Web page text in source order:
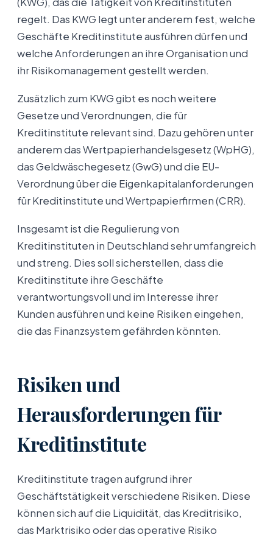
regelt. Das KWG legt unter anderem fest, welche
Geschäfte Kreditinstitute ausführen dürfen und
welche Anforderungen an ihre Organisation und
ihr Risikomanagement gestellt werden.
Zusätzlich zum KWG gibt es noch weitere
Gesetze und Verordnungen, die für
Kreditinstitute relevant sind. Dazu gehören unter
anderem das Wertpapierhandelsgesetz (WpHG),
das Geldwäschegesetz (GwG) und die EU-
Verordnung über die Eigenkapitalanforderungen
für Kreditinstitute und Wertpapierfirmen (CRR).
Insgesamt ist die Regulierung von
Kreditinstituten in Deutschland sehr umfangreich
und streng. Dies soll sicherstellen, dass die
Kreditinstitute ihre Geschäfte
verantwortungsvoll und im Interesse ihrer
Kunden ausführen und keine Risiken eingehen,
die das Finanzsystem gefährden könnten.
Risiken und
Herausforderungen für
Kreditinstitute
Kreditinstitute tragen aufgrund ihrer
Geschäftstätigkeit verschiedene Risiken. Diese
können sich auf die Liquidität, das Kreditrisiko,
das Marktrisiko oder das operative Risiko